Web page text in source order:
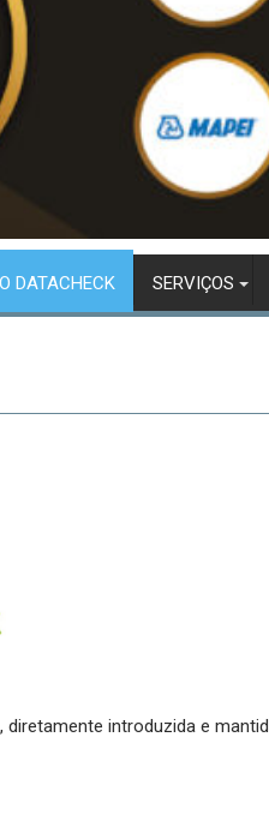
DATACHECK SERVIÇOS
introduzida e